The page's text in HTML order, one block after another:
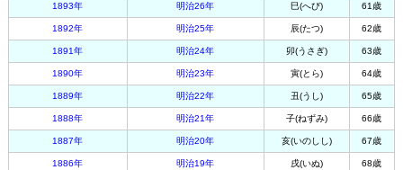
1893年 明治26年 巳(へび) 61歳
1892年 明治25年 辰(たつ) 62歳
1891年 明治24年 卯(うさぎ) 63歳
1890年 明治23年 寅(とら) 64歳
1889年 明治22年 丑(うし) 65歳
1888年 明治21年 子(ねずみ) 66歳
1887年 明治20年 亥(いのしし) 67歳
1886年 明治19年 戌(いぬ) 68歳